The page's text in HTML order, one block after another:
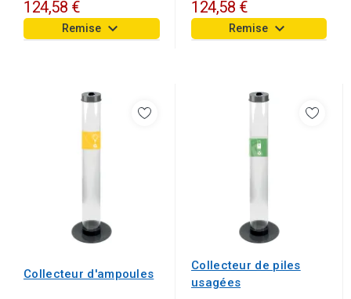
124,58 €
Remise keyboard_arrow_down
124,58 €
Remise keyboard_arrow_down
Collecteur d'ampoules
Collecteur de piles
usagées